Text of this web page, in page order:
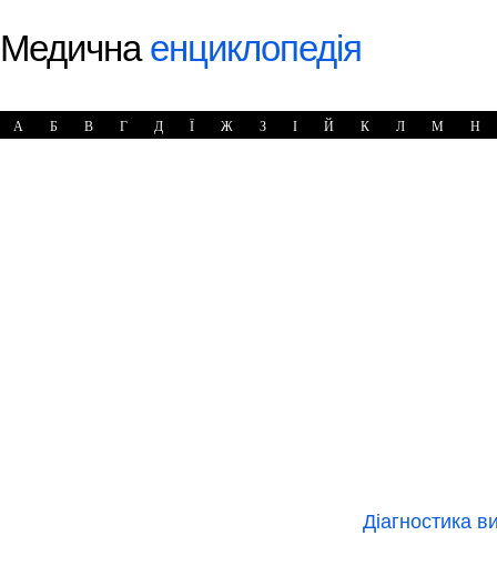
Медичнаенциклопедія
А Б В Г Д Ї Ж З І Й К Л М Н
Діагностика